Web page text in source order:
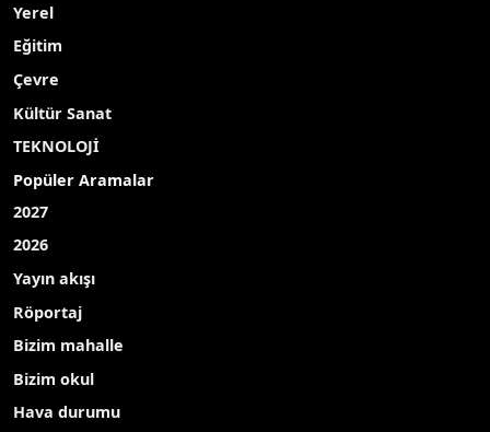
Yerel
Eğitim
Çevre
Kültür Sanat
TEKNOLOJİ
Popüler Aramalar
2027
2026
Yayın akışı
Röportaj
Bizim mahalle
Bizim okul
Hava durumu